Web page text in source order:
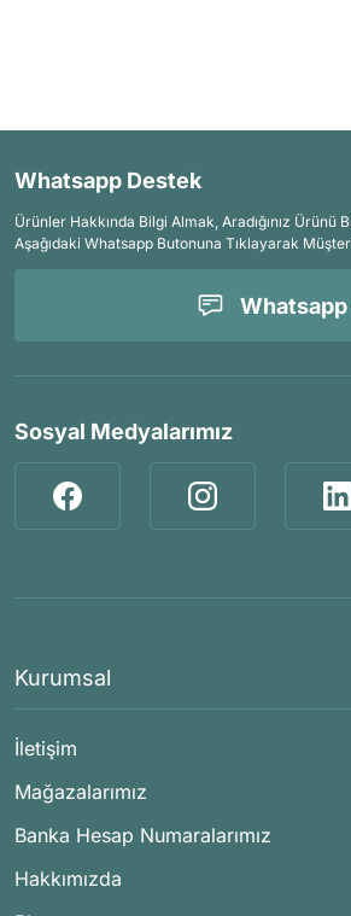
Whatsapp Destek
Ürünler Hakkında Bilgi Almak, Aradığınız Ürünü
Aşağıdaki Whatsapp Butonuna Tıklayarak
Whatsapp
Sosyal Medyalarımız
Kurumsal
İletişim
Mağazalarımız
Banka Hesap Numaralarımız
Hakkımızda